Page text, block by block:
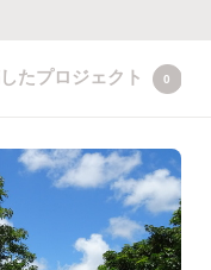
たプロジェクト 0